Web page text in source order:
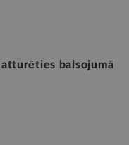
balsojumā